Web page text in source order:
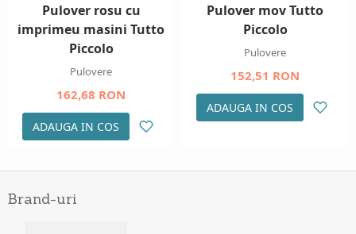
Pulover rosu cu
imprimeu masini Tutto
Piccolo
Pulovere
162,68 RON
ADAUGA IN COS
Pulover mov Tutto
Piccolo
Pulovere
152,51 RON
ADAUGA IN COS
Brand-uri